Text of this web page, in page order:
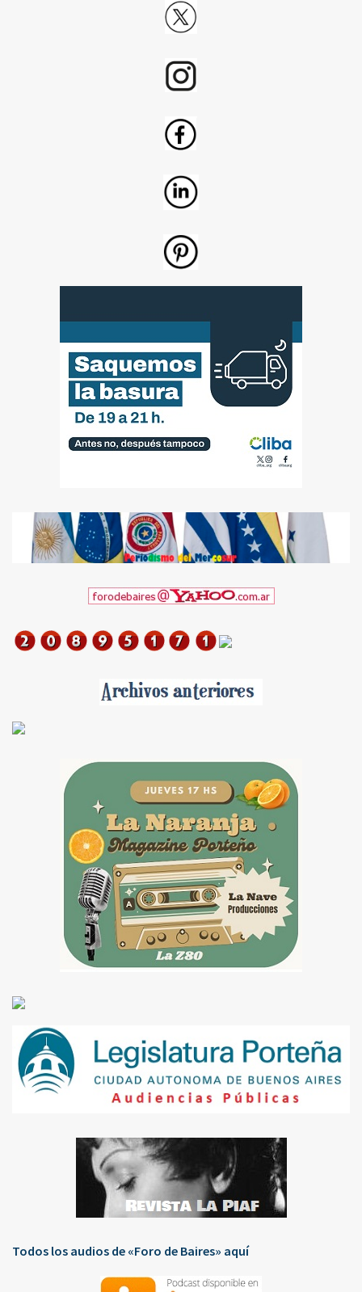
Todos los audios de «Foro de Baires» aquí